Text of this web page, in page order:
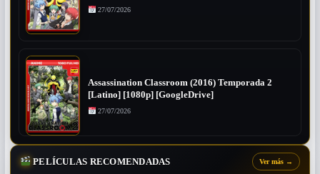
27/07/2026
Assassination Classroom (2016) Temporada 2
[Latino] [1080p] [GoogleDrive]
27/07/2026
PELÍCULAS RECOMENDADAS Ver más →